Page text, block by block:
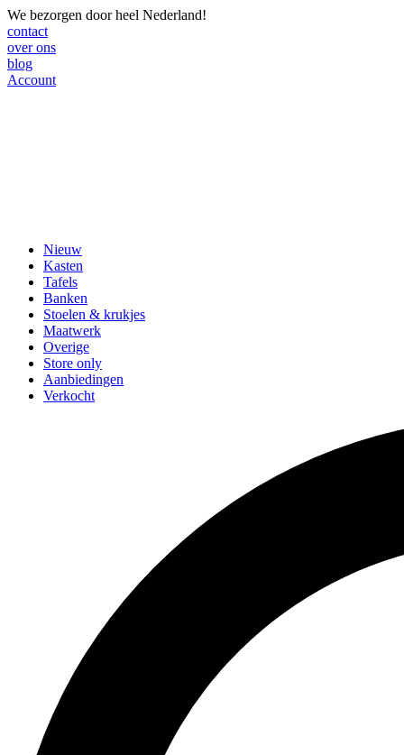
We bezorgen door heel Nederland!
contact
over ons
blog
Account
Nieuw
Kasten
Tafels
Banken
Stoelen & krukjes
Maatwerk
Overige
Store only
Aanbiedingen
Verkocht